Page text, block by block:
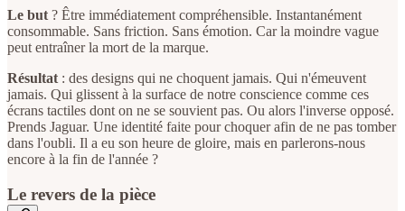
Le but ? Être immédiatement compréhensible. Instantanément
consommable. Sans friction. Sans émotion. Car la moindre vague
peut entraîner la mort de la marque.
Résultat : des designs qui ne choquent jamais. Qui n'émeuvent
jamais. Qui glissent à la surface de notre conscience comme ces
écrans tactiles dont on ne se souvient pas. Ou alors l'inverse opposé.
Prends Jaguar. Une identité faite pour choquer afin de ne pas tomber
dans l'oubli. Il a eu son heure de gloire, mais en parlerons-nous
encore à la fin de l'année ?
Le revers de la pièce